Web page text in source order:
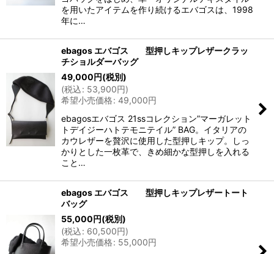
を用いたアイテムを作り続けるエバゴスは、1998
年に…
ebagos エバゴス 型押しキップレザークラッ
チショルダーバッグ
49,000円(税別)
(税込: 53,900円)
希望小売価格: 49,000円
ebagosエバゴス 21ssコレクション”マーガレット
トデイジーハトテモニテイル” BAG。イタリアの
カウレザーを贅沢に使用した型押しキップ。しっ
かりとした一枚革で、きめ細かな型押しを入れる
こと…
ebagos エバゴス 型押しキップレザートート
バッグ
55,000円(税別)
(税込: 60,500円)
希望小売価格: 55,000円